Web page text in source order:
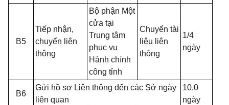
B5
Tiếp nhận,
chuyển liên
thông
Bộ phận Một
cửa tại
Trung tâm
phục vụ
Hành chính
công tỉnh
Chuyển tài
liệu liên
thông
1/4
ngày
B6
Gửi hồ sơ Liên thông đến các Sở ngày
liên quan
10,0
ngày